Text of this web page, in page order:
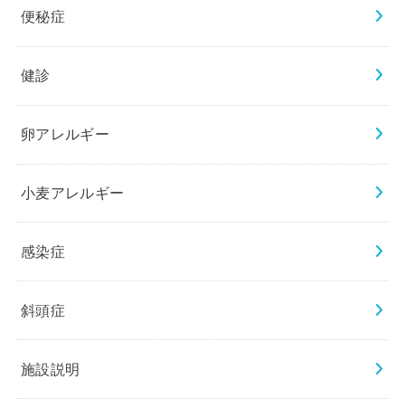
便秘症
健診
卵アレルギー
小麦アレルギー
感染症
斜頭症
施設説明